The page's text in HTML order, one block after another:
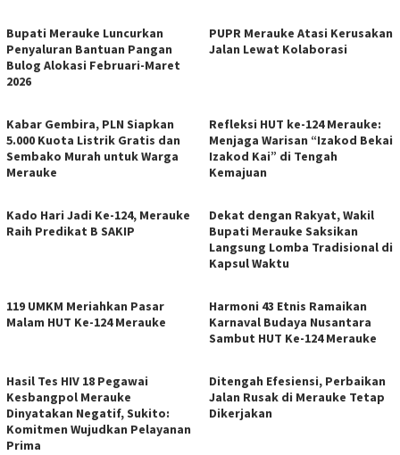
Bupati Merauke Luncurkan
Penyaluran Bantuan Pangan
Bulog Alokasi Februari-Maret
2026
PUPR Merauke Atasi Kerusakan
Jalan Lewat Kolaborasi
Kabar Gembira, PLN Siapkan
5.000 Kuota Listrik Gratis dan
Sembako Murah untuk Warga
Merauke
Refleksi HUT ke-124 Merauke:
Menjaga Warisan “Izakod Bekai
Izakod Kai” di Tengah
Kemajuan
Kado Hari Jadi Ke-124, Merauke
Raih Predikat B SAKIP
Dekat dengan Rakyat, Wakil
Bupati Merauke Saksikan
Langsung Lomba Tradisional di
Kapsul Waktu
119 UMKM Meriahkan Pasar
Malam HUT Ke-124 Merauke
Harmoni 43 Etnis Ramaikan
Karnaval Budaya Nusantara
Sambut HUT Ke-124 Merauke
Hasil Tes HIV 18 Pegawai
Kesbangpol Merauke
Dinyatakan Negatif, Sukito:
Komitmen Wujudkan Pelayanan
Prima
Ditengah Efesiensi, Perbaikan
Jalan Rusak di Merauke Tetap
Dikerjakan